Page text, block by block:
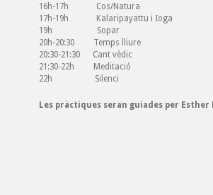
16h-17h Cos/Natura
17h-19h Kalaripayattu i Ioga
19h Sopar
20h-20:30 Temps lliure
20:30-21:30 Cant vèdic
21:30-22h Meditació
22h Silenci
Les pràctiques seran guiades per Esther